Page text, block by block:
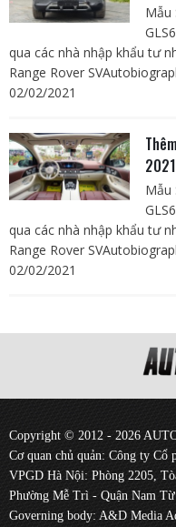
Mẫu
qua các nhà nhập khẩu tư
Range Rover
02/02/2021
Mẫu
qua các nhà nhập khẩu tư
Range Rover
02/02/2021
Copyright © 2012 - 2026
Cơ quan chủ quản: Công ty Cổ
VPGD Hà Nội: Phòng 2205,
Phường Mễ Trì - Quận Nam
Governing body: A&D Media